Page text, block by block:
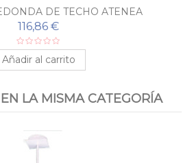
DE TECHO ATENEA
116,86 €
Añadir al carrito
LA MISMA CATEGORÍA